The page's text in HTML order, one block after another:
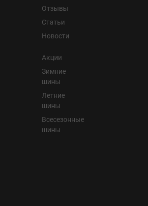
Отзывы
Статьи
Новости
Акции
Зимние
шины
Летние
шины
Всесезонные
шины